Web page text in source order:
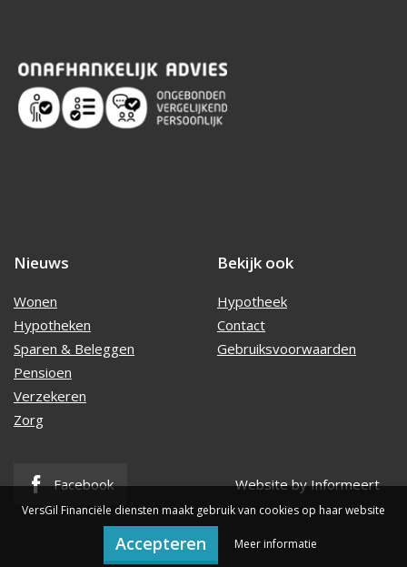
Nieuws
Wonen
Hypotheken
Sparen & Beleggen
Pensioen
Verzekeren
Zorg
Bekijk ook
Hypotheek
Contact
Gebruiksvoorwaarden
Facebook Website by Informeert
VersGil Financiële diensten maakt gebruik van cookies op haar website
Accepteren Meer informatie